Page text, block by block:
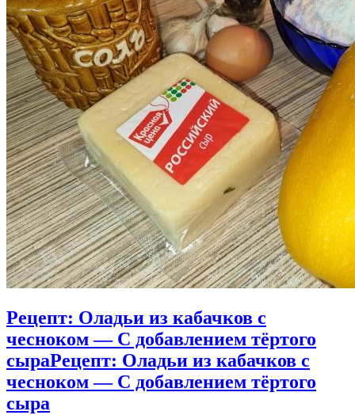
Рецепт: Оладьи из кабачков с
чесноком — С добавлением тёртого
сыраРецепт: Оладьи из кабачков с
чесноком — С добавлением тёртого
сыра